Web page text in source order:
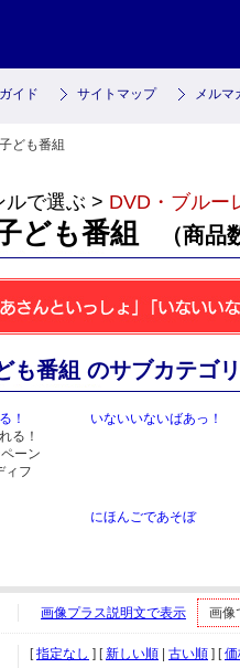
イド サイトマップ メルマ
ども番組
ルで選ぶ > DVD・ブルー
ども番組 （商品
も番組 のサブカテゴ
！
る！
ーン
ィフ
いないいないばあっ！
にほんごであそぼ
画像プラス説明文で表示 画像
[指定なし ] [新しい順 古い順 ] [